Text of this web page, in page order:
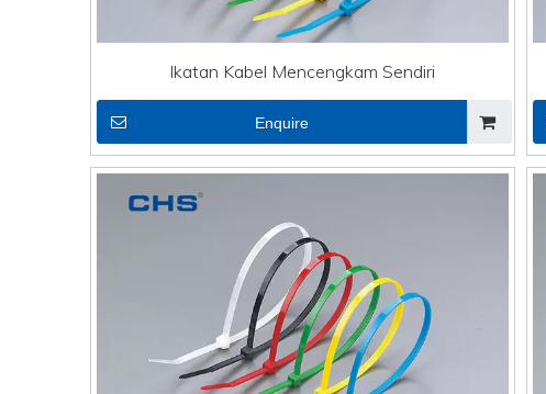
Ikatan Kabel Mencengkam Sendiri
Enquire